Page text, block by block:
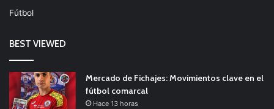
Fútbol
BEST VIEWED
Mercado de Fichajes: Movimientos clave en el
fútbol comarcal
Hace 13 horas